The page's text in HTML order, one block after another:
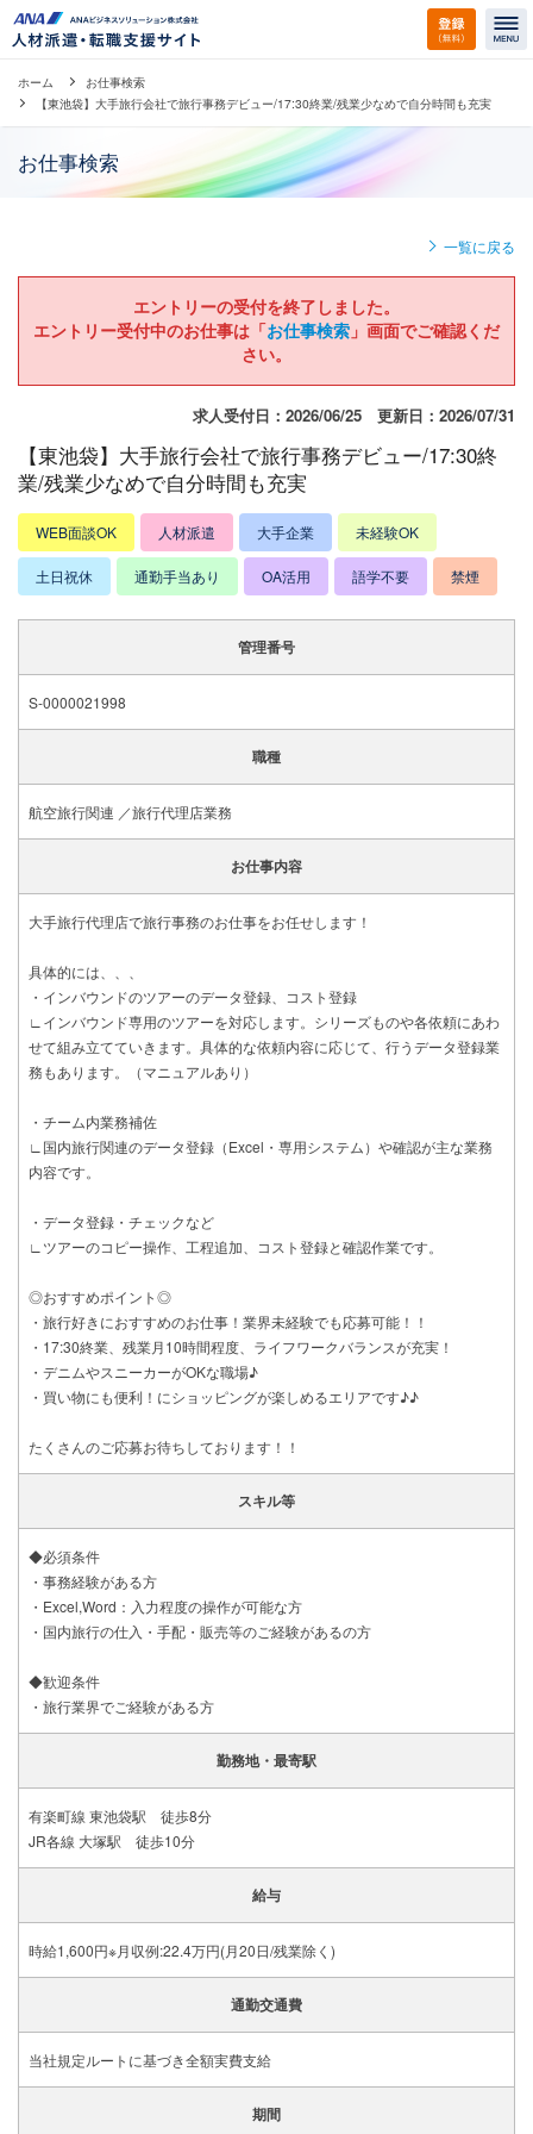
ホーム
お仕事検索
【東池袋】大手旅行会社で旅行事務デビュー/17:30終業/残業少なめで自分時間も充実
お仕事検索
一覧に戻る
エントリーの受付を終了しました。
エントリー受付中のお仕事は「お仕事検索 」画面でご確認くだ
さい。
求人受付日：2026/06/25 更新日：2026/07/31
【東池袋】大手旅行会社で旅行事務デビュー/17:30終
業/残業少なめで自分時間も充実
WEB面談OK 人材派遣 大手企業 未経験OK
土日祝休 通勤手当あり OA活用 語学不要 禁煙
管理番号
S-0000021998
職種
航空旅行関連 ／旅行代理店業務
お仕事内容
大手旅行代理店で旅行事務のお仕事をお任せします！
具体的には、、、
・インバウンドのツアーのデータ登録、コスト登録
∟インバウンド専用のツアーを対応します。シリーズものや各依頼にあわ
せて組み立てていきます。具体的な依頼内容に応じて、行うデータ登録業
務もあります。（マニュアルあり）
・チーム内業務補佐
∟国内旅行関連のデータ登録（Excel・専用システム）や確認が主な業務
内容です。
・データ登録・チェックなど
∟ツアーのコピー操作、工程追加、コスト登録と確認作業です。
◎おすすめポイント◎
・旅行好きにおすすめのお仕事！業界未経験でも応募可能！！
・17:30終業、残業月10時間程度、ライフワークバランスが充実！
・デニムやスニーカーがOKな職場♪
・買い物にも便利！にショッピングが楽しめるエリアです♪♪
たくさんのご応募お待ちしております！！
スキル等
◆必須条件
・事務経験がある方
・Excel,Word：入力程度の操作が可能な方
・国内旅行の仕入・手配・販売等のご経験があるの方
◆歓迎条件
・旅行業界でご経験がある方
勤務地・最寄駅
有楽町線 東池袋駅 徒歩8分
JR各線 大塚駅 徒歩10分
給与
時給1,600円※月収例:22.4万円(月20日/残業除く)
通勤交通費
当社規定ルートに基づき全額実費支給
期間